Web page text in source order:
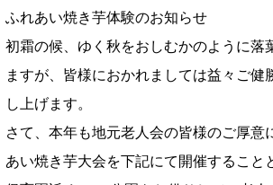
ふれあい焼き芋体験のお知らせ
初霜の候、ゆく秋をおしむかのように落
ますが、皆様におかれましては益々ご健
し上げます。
さて、本年も地元老人会の皆様のご厚意
あい焼き芋大会を下記にて開催すること